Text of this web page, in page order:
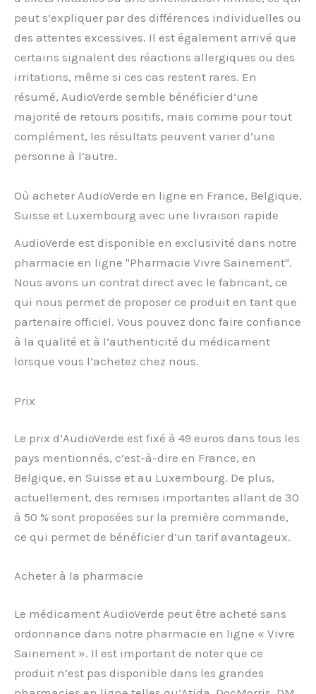
peut s’expliquer par des différences individuelles ou
des attentes excessives. Il est également arrivé que
certains signalent des réactions allergiques ou des
irritations, même si ces cas restent rares. En
résumé, AudioVerde semble bénéficier d’une
majorité de retours positifs, mais comme pour tout
complément, les résultats peuvent varier d’une
personne à l’autre.
Où acheter AudioVerde en ligne en France, Belgique,
Suisse et Luxembourg avec une livraison rapide
AudioVerde est disponible en exclusivité dans notre
pharmacie en ligne "Pharmacie Vivre Sainement".
Nous avons un contrat direct avec le fabricant, ce
qui nous permet de proposer ce produit en tant que
partenaire officiel. Vous pouvez donc faire confiance
à la qualité et à l’authenticité du médicament
lorsque vous l’achetez chez nous.
Prix
Le prix d’AudioVerde est fixé à 49 euros dans tous les
pays mentionnés, c’est-à-dire en France, en
Belgique, en Suisse et au Luxembourg. De plus,
actuellement, des remises importantes allant de 30
à 50 % sont proposées sur la première commande,
ce qui permet de bénéficier d’un tarif avantageux.
Acheter à la pharmacie
Le médicament AudioVerde peut être acheté sans
ordonnance dans notre pharmacie en ligne « Vivre
Sainement ». Il est important de noter que ce
produit n’est pas disponible dans les grandes